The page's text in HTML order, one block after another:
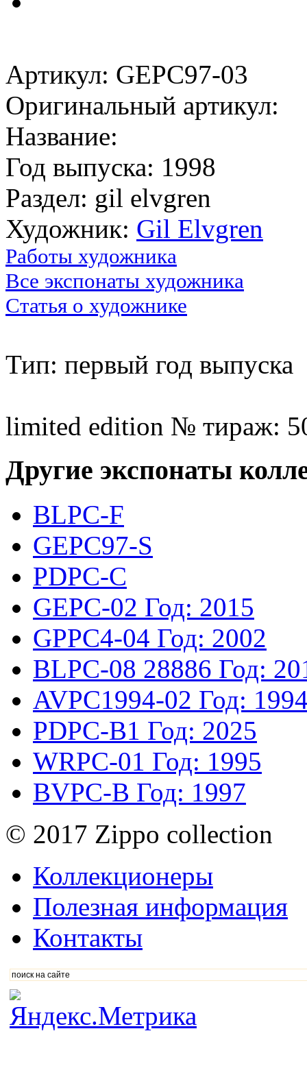
Артикул: GEPC97-03
Оригинальный артикул:
Название:
Год выпуска: 1998
Раздел: gil elvgren
Художник: Gil Elvgren
Работы художника
Все экспонаты художника
Статья о художнике
Тип: первый год выпуска
limited edition № тираж:
Другие экспонаты
BLPC-F
GEPC97-S
PDPC-C
GEPC-02 Год: 2015
GPPC4-04 Год: 2002
BLPC-08 28886 Год:
AVPC1994-02 Год:
PDPC-B1 Год: 2025
WRPC-01 Год: 1995
BVPC-B Год: 1997
© 2017 Zippo collection
Коллекционеры
Полезная информация
Контакты